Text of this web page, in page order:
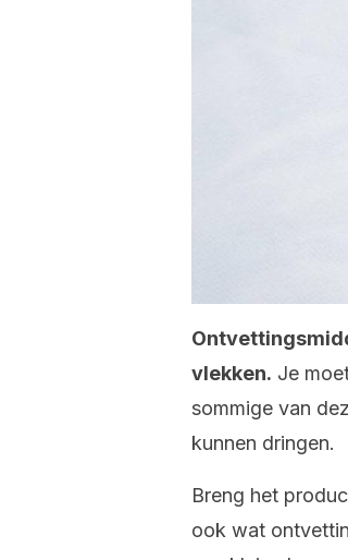
vlekken. Je
sommige van
kunnen dringen.
Breng het
ook wat